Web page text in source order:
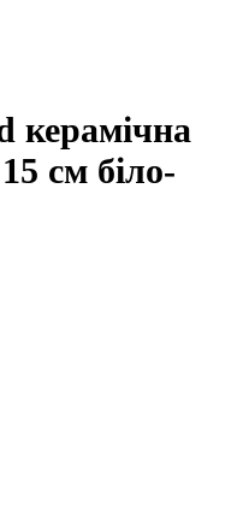
керамічна
см біло-